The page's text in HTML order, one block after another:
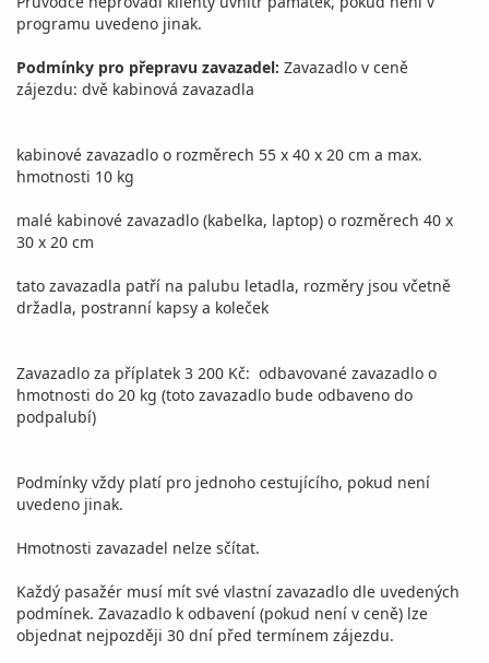
programu uvedeno jinak.
Podmínky pro přepravu zavazadel: Zavazadlo v ceně
zájezdu: dvě kabinová zavazadla
kabinové zavazadlo o rozměrech 55 x 40 x 20 cm a max.
hmotnosti 10 kg
malé kabinové zavazadlo (kabelka, laptop) o rozměrech 40 x
30 x 20 cm
tato zavazadla patří na palubu letadla, rozměry jsou včetně
držadla, postranní kapsy a koleček
Zavazadlo za příplatek 3 200 Kč: odbavované zavazadlo o
hmotnosti do 20 kg (toto zavazadlo bude odbaveno do
podpalubí)
Podmínky vždy platí pro jednoho cestujícího, pokud není
uvedeno jinak.
Hmotnosti zavazadel nelze sčítat.
Každý pasažér musí mít své vlastní zavazadlo dle uvedených
podmínek. Zavazadlo k odbavení (pokud není v ceně) lze
objednat nejpozději 30 dní před termínem zájezdu.